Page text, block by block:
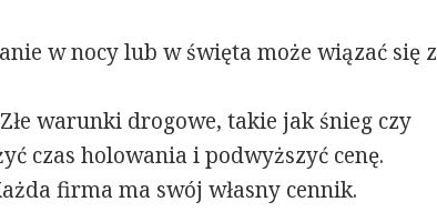
w nocy lub w święta może wiązać się z
Złe warunki drogowe, takie jak śnieg czy
czas holowania i podwyższyć cenę.
firma ma swój własny cennik.